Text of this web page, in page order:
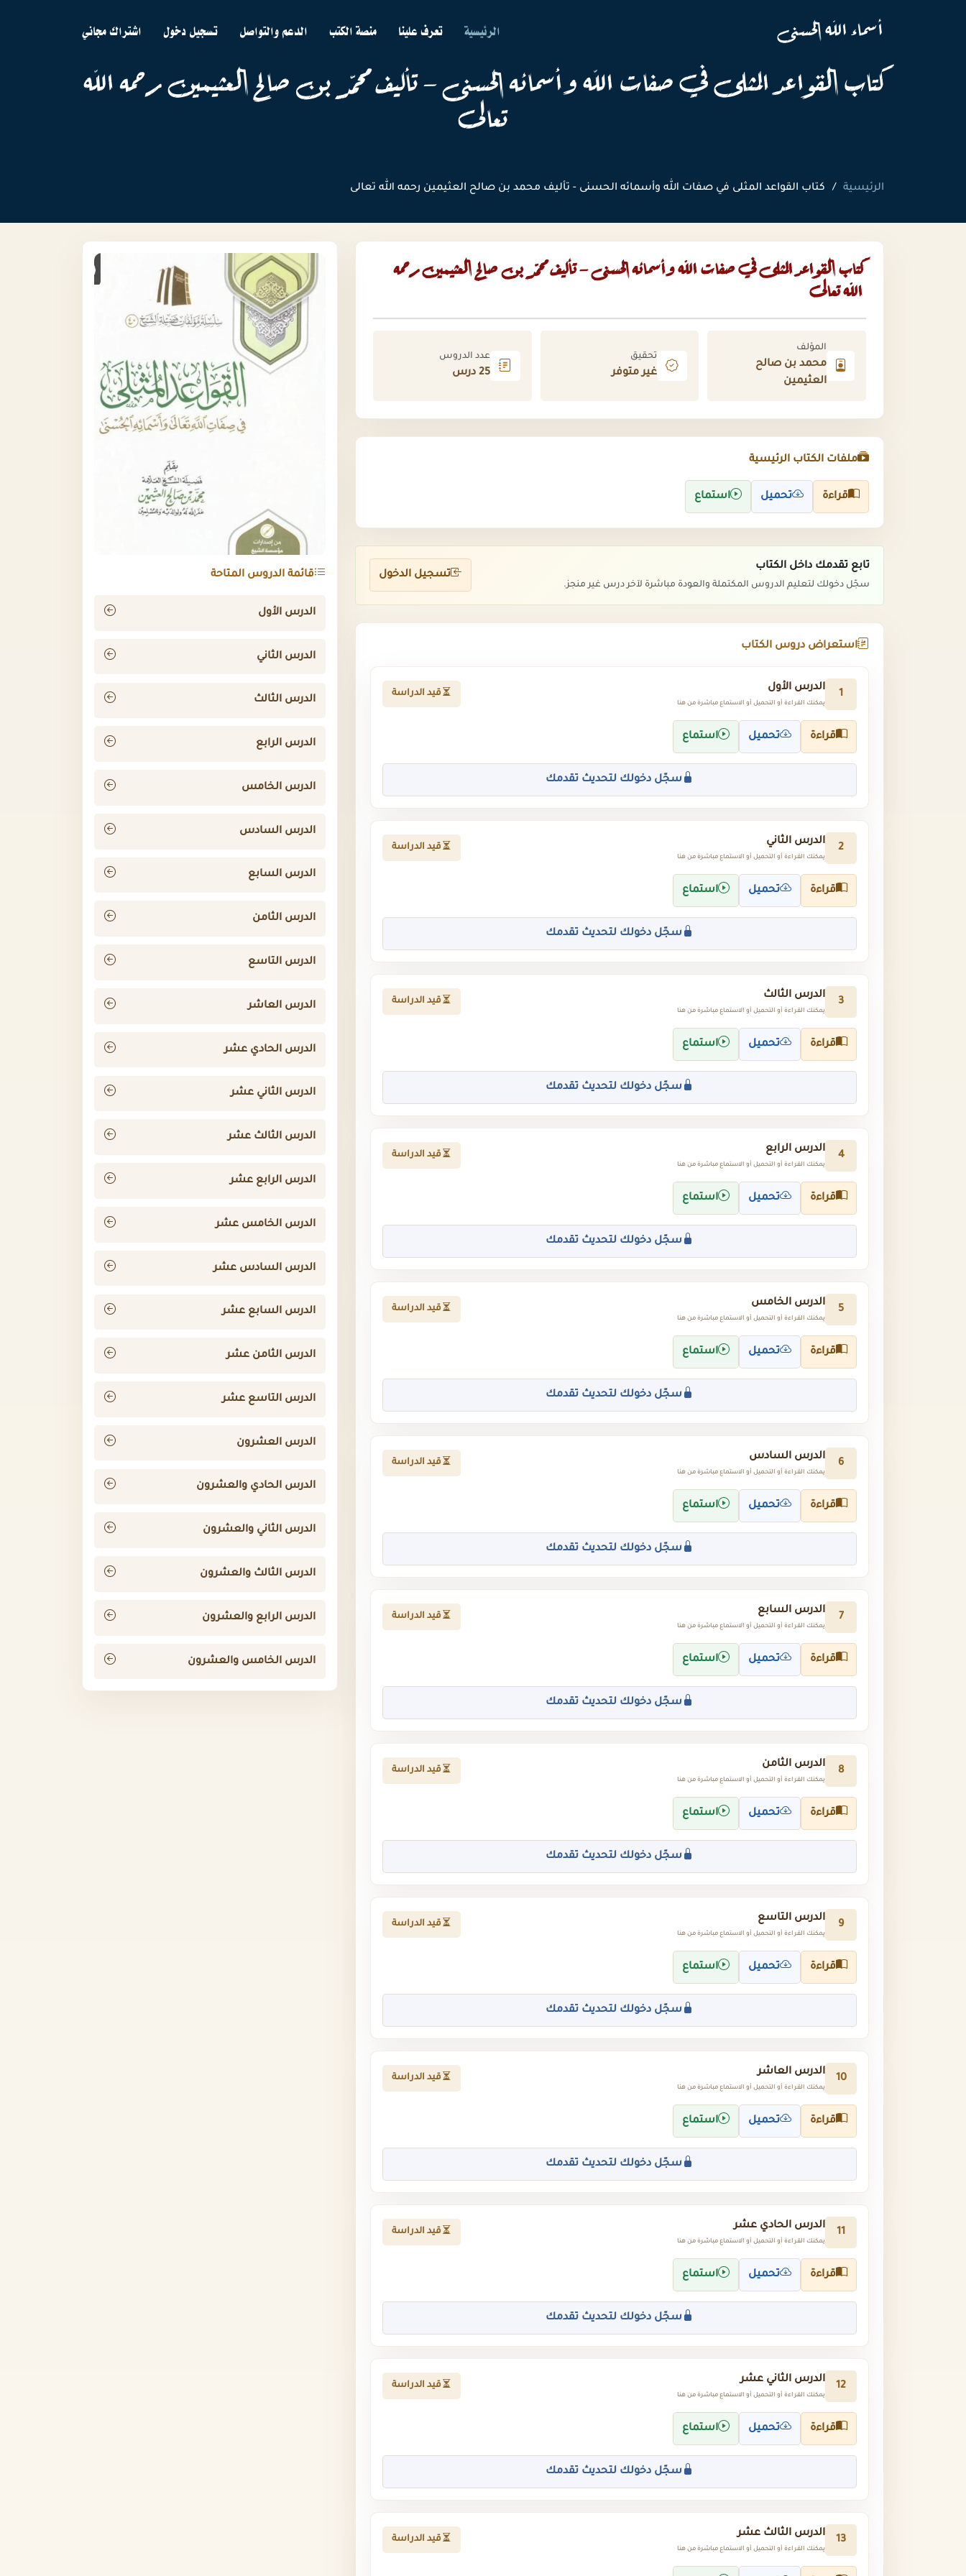
أسماء الله الحسنى الرئيسية تعرف علينا منصة الكتب الدعم والتواصل تسجيل دخول اشتراك مجاني
كتاب القواعد المثلى في صفات الله وأسمائه الحسنى - تأليف محمد بن صالح العثيمين رحمه الله
تعالى
الرئيسية كتاب القواعد المثلى في صفات الله وأسمائه الحسنى - تأليف محمد بن صالح العثيمين رحمه الله تعالى
كتاب القواعد المثلى في صفات الله وأسمائه الحسنى - تأليف محمد بن صالح العثيمين رحمه
الله تعالى
المؤلف
محمد بن صالح
العثيمين
تحقيق
غير متوفر
عدد الدروس
25 درس
ملفات الكتاب الرئيسية
قراءة تحميل استماع
تابع تقدمك داخل الكتاب
سجّل دخولك لتعليم الدروس المكتملة والعودة مباشرة لآخر درس غير منجز.
تسجيل الدخول
استعراض دروس الكتاب
1
الدرس الأول
يمكنك القراءة أو التحميل أو الاستماع مباشرة من هنا
قيد الدراسة
قراءة تحميل استماع
سجّل دخولك لتحديث تقدمك
2
الدرس الثاني
يمكنك القراءة أو التحميل أو الاستماع مباشرة من هنا
قيد الدراسة
قراءة تحميل استماع
سجّل دخولك لتحديث تقدمك
3
الدرس الثالث
يمكنك القراءة أو التحميل أو الاستماع مباشرة من هنا
قيد الدراسة
قراءة تحميل استماع
سجّل دخولك لتحديث تقدمك
4
الدرس الرابع
يمكنك القراءة أو التحميل أو الاستماع مباشرة من هنا
قيد الدراسة
قراءة تحميل استماع
سجّل دخولك لتحديث تقدمك
5
الدرس الخامس
يمكنك القراءة أو التحميل أو الاستماع مباشرة من هنا
قيد الدراسة
قراءة تحميل استماع
سجّل دخولك لتحديث تقدمك
6
الدرس السادس
يمكنك القراءة أو التحميل أو الاستماع مباشرة من هنا
قيد الدراسة
قراءة تحميل استماع
سجّل دخولك لتحديث تقدمك
7
الدرس السابع
يمكنك القراءة أو التحميل أو الاستماع مباشرة من هنا
قيد الدراسة
قراءة تحميل استماع
سجّل دخولك لتحديث تقدمك
8
الدرس الثامن
يمكنك القراءة أو التحميل أو الاستماع مباشرة من هنا
قيد الدراسة
قراءة تحميل استماع
سجّل دخولك لتحديث تقدمك
9
الدرس التاسع
يمكنك القراءة أو التحميل أو الاستماع مباشرة من هنا
قيد الدراسة
قراءة تحميل استماع
سجّل دخولك لتحديث تقدمك
10
الدرس العاشر
يمكنك القراءة أو التحميل أو الاستماع مباشرة من هنا
قيد الدراسة
قراءة تحميل استماع
سجّل دخولك لتحديث تقدمك
11
الدرس الحادي عشر
يمكنك القراءة أو التحميل أو الاستماع مباشرة من هنا
قيد الدراسة
قراءة تحميل استماع
سجّل دخولك لتحديث تقدمك
12
الدرس الثاني عشر
يمكنك القراءة أو التحميل أو الاستماع مباشرة من هنا
قيد الدراسة
قراءة تحميل استماع
سجّل دخولك لتحديث تقدمك
13
الدرس الثالث عشر
يمكنك القراءة أو التحميل أو الاستماع مباشرة من هنا
قيد الدراسة
قائمة الدروس المتاحة
الدرس الأول
الدرس الثاني
الدرس الثالث
الدرس الرابع
الدرس الخامس
الدرس السادس
الدرس السابع
الدرس الثامن
الدرس التاسع
الدرس العاشر
الدرس الحادي عشر
الدرس الثاني عشر
الدرس الثالث عشر
الدرس الرابع عشر
الدرس الخامس عشر
الدرس السادس عشر
الدرس السابع عشر
الدرس الثامن عشر
الدرس التاسع عشر
الدرس العشرون
الدرس الحادي والعشرون
الدرس الثاني والعشرون
الدرس الثالث والعشرون
الدرس الرابع والعشرون
الدرس الخامس والعشرون